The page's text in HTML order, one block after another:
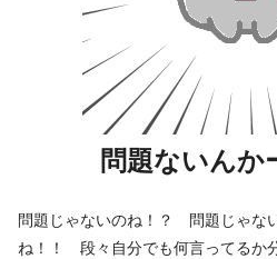
問題ないんか
問題じゃないのね！？ 問題じゃな
ね！！ 段々自分でも何言ってる